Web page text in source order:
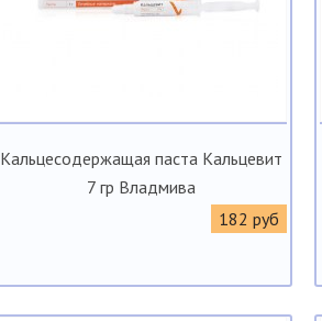
Кальцесодержащая паста Кальцевит
7 гр Владмива
182 руб